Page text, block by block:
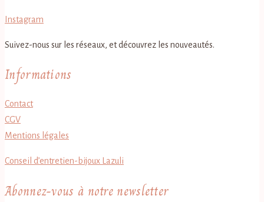
Instagram
Suivez-nous sur les réseaux, et découvrez les nouveautés.
Informations
Contact
CGV
Mentions légales
Conseil d’entretien-bijoux Lazuli
Abonnez-vous à notre newsletter